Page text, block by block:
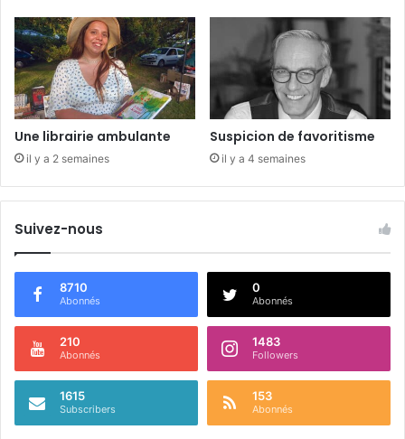
Une librairie ambulante
il y a 2 semaines
Suspicion de favoritisme
il y a 4 semaines
Suivez-nous
8710
Abonnés
0
Abonnés
210
Abonnés
1483
Followers
1615
Subscribers
153
Abonnés